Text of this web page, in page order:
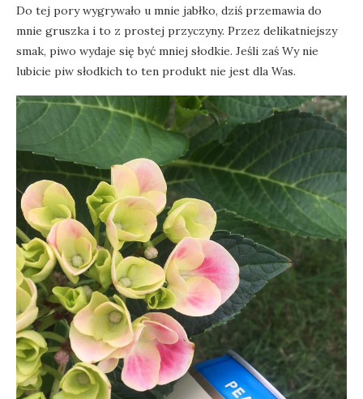
Do tej pory wygrywało u mnie jabłko, dziś przemawia do
mnie gruszka i to z prostej przyczyny. Przez delikatniejszy
smak, piwo wydaje się być mniej słodkie. Jeśli zaś Wy nie
lubicie piw słodkich to ten produkt nie jest dla Was.